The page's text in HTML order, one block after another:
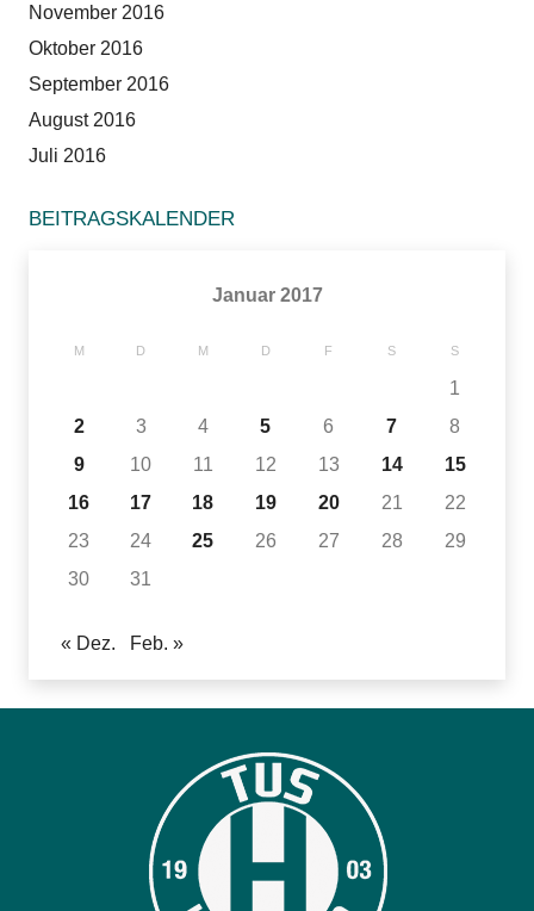
November 2016
Oktober 2016
September 2016
August 2016
Juli 2016
BEITRAGSKALENDER
Januar 2017
M D M D F S S
1
2
3 4 5 6 7
8
9
10 11 12 13 14
15
16
17 18 19 20 21
22
23
24 25 26 27 28
29
30
31
« Dez. Feb. »